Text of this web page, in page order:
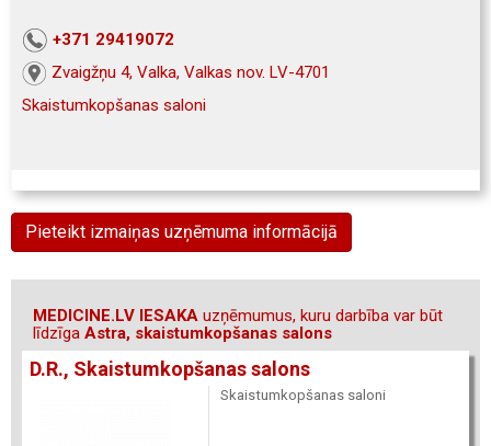
+371 29419072
Zvaigžņu 4, Valka, Valkas nov. LV-4701
Skaistumkopšanas saloni
Pieteikt izmaiņas uzņēmuma informācijā
MEDICINE.LV IESAKA uzņēmumus, kuru darbība var būt
līdzīga Astra, skaistumkopšanas salons
D.R., Skaistumkopšanas salons
Skaistumkopšanas saloni